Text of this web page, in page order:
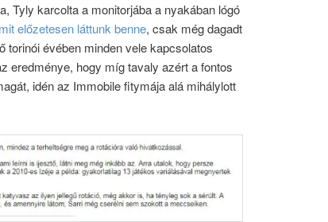
Tyly karcolta a monitorjába a nyakában lógó
előzetesen láttunk benne, csak még dagadt
torinói évében minden vele kapcsolatos
eredménye, hogy míg tavaly azért a fontos
idén az Immobile fitymája alá mihálylott